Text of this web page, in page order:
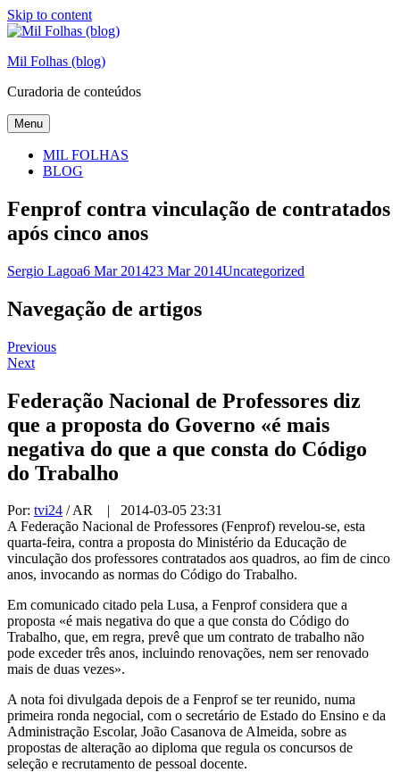
Skip to content
Mil Folhas (blog)
Curadoria de conteúdos
Menu
MIL FOLHAS
BLOG
Fenprof contra vinculação de contratados
após cinco anos
Sergio Lagoa6 Mar 201423 Mar 2014Uncategorized
Navegação de artigos
Previous
Next
Federação Nacional de Professores diz
que a proposta do Governo «é mais
negativa do que a que consta do Código
do Trabalho
Por: tvi24 / AR
| 2014-03-05 23:31
A Federação Nacional de Professores (Fenprof) revelou-se, esta
quarta-feira, contra a proposta do Ministério da Educação de
vinculação dos professores contratados aos quadros, ao fim de cinco
anos, invocando as normas do Código do Trabalho.
Em comunicado citado pela Lusa, a Fenprof considera que a
proposta «é mais negativa do que a que consta do Código do
Trabalho, que, em regra, prevê que um contrato de trabalho não
pode exceder três anos, incluindo renovações, nem ser renovado
mais de duas vezes».
A nota foi divulgada depois de a Fenprof se ter reunido, numa
primeira ronda negocial, com o secretário de Estado do Ensino e da
Administração Escolar, João Casanova de Almeida, sobre as
propostas de alteração ao diploma que regula os concursos de
seleção e recrutamento de pessoal docente.